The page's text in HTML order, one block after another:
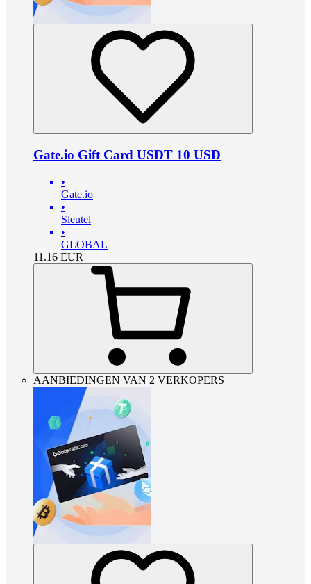
Gate.io Gift Card USDT 10 USD
•
Gate.io
•
Sleutel
•
GLOBAL
11.16 EUR
AANBIEDINGEN VAN 2 VERKOPERS